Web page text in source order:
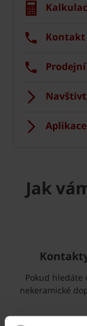
Kontakt
Jak
Pokud hledáte
nekeramické